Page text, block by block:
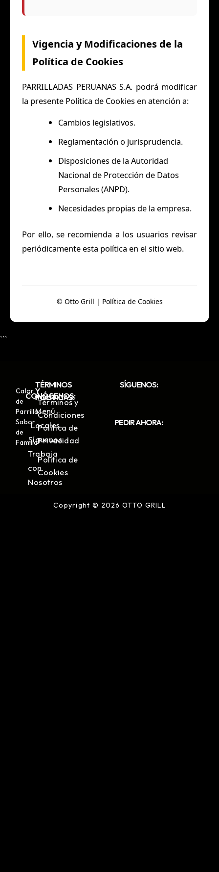
Vigencia y Modificaciones de la
Política de Cookies
PARRILLADAS PERUANAS S.A. podrá modificar
la presente Política de Cookies en atención a:
Cambios legislativos.
Reglamentación o jurisprudencia.
Disposiciones de la Autoridad
Nacional de Protección de Datos
Personales (ANPD).
Necesidades propias de la empresa.
Por ello, se recomienda a los usuarios revisar
periódicamente esta política en el sitio web.
© Otto Grill | Política de Cookies
```
Calor
de
Parrilla
Sabor
de
Familia
CONÓCENOS:
Home
Menú
Locales
Síguenos
Trabaja
con
Nosotros
TÉRMINOS
Y
POLÍTICAS:
Términos y
Condiciones
Política de
Privacidad
Política de
Cookies
SÍGUENOS:
PEDIR AHORA:
Copyright © 2026 OTTO GRILL